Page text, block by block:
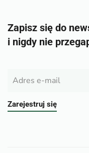
Zapisz się do
i nigdy nie
Zarejestruj się